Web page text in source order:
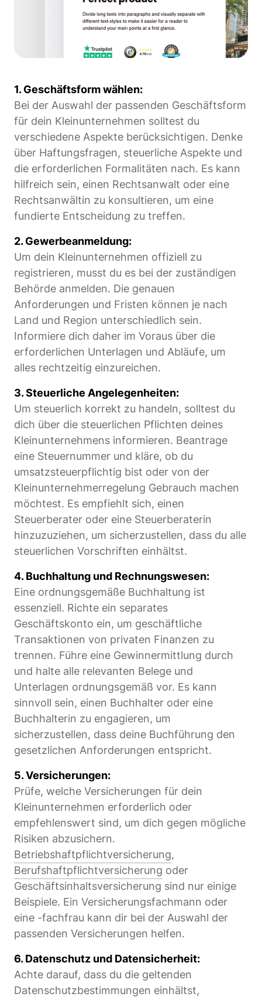
1. Geschäftsform wählen:
Bei der Auswahl der passenden Geschäftsform
für dein Kleinunternehmen solltest du
verschiedene Aspekte berücksichtigen. Denke
über Haftungsfragen, steuerliche Aspekte und
die erforderlichen Formalitäten nach. Es kann
hilfreich sein, einen Rechtsanwalt oder eine
Rechtsanwältin zu konsultieren, um eine
fundierte Entscheidung zu treffen.
2. Gewerbeanmeldung:
Um dein Kleinunternehmen offiziell zu
registrieren, musst du es bei der zuständigen
Behörde anmelden. Die genauen
Anforderungen und Fristen können je nach
Land und Region unterschiedlich sein.
Informiere dich daher im Voraus über die
erforderlichen Unterlagen und Abläufe, um
alles rechtzeitig einzureichen.
3. Steuerliche Angelegenheiten:
Um steuerlich korrekt zu handeln, solltest du
dich über die steuerlichen Pflichten deines
Kleinunternehmens informieren. Beantrage
eine Steuernummer und kläre, ob du
umsatzsteuerpflichtig bist oder von der
Kleinunternehmerregelung Gebrauch machen
möchtest. Es empfiehlt sich, einen
Steuerberater oder eine Steuerberaterin
hinzuzuziehen, um sicherzustellen, dass du alle
steuerlichen Vorschriften einhältst.
4. Buchhaltung und Rechnungswesen:
Eine ordnungsgemäße Buchhaltung ist
essenziell. Richte ein separates
Geschäftskonto ein, um geschäftliche
Transaktionen von privaten Finanzen zu
trennen. Führe eine Gewinnermittlung durch
und halte alle relevanten Belege und
Unterlagen ordnungsgemäß vor. Es kann
sinnvoll sein, einen Buchhalter oder eine
Buchhalterin zu engagieren, um
sicherzustellen, dass deine Buchführung den
gesetzlichen Anforderungen entspricht.
5. Versicherungen:
Prüfe, welche Versicherungen für dein
Kleinunternehmen erforderlich oder
empfehlenswert sind, um dich gegen mögliche
Risiken abzusichern.
Betriebshaftpflichtversicherung,
Berufshaftpflichtversicherung oder
Geschäftsinhaltsversicherung sind nur einige
Beispiele. Ein Versicherungsfachmann oder
eine -fachfrau kann dir bei der Auswahl der
passenden Versicherungen helfen.
6. Datenschutz und Datensicherheit:
Achte darauf, dass du die geltenden
Datenschutzbestimmungen einhältst,